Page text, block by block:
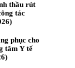
thầu rút
tác
phục cho
tâm Y tế